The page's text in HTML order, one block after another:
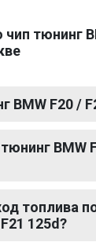
тюнинг
BMW F20 /
BMW
топлива
125d?